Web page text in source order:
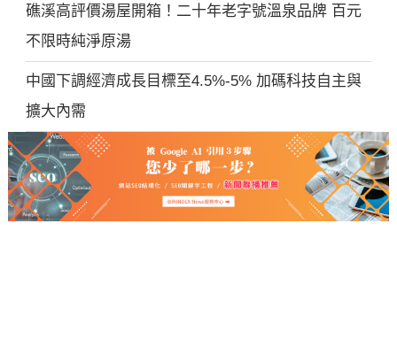
礁溪高評價湯屋開箱！二十年老字號溫泉品牌 百元
不限時純淨原湯
中國下調經濟成長目標至4.5%-5% 加碼科技自主與
擴大內需